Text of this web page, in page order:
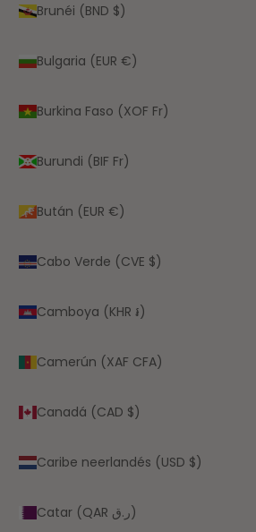
Brunéi (BND $)
Bulgaria (EUR €)
Burkina Faso (XOF Fr)
Burundi (BIF Fr)
Bután (EUR €)
Cabo Verde (CVE $)
Camboya (KHR ៛)
Camerún (XAF CFA)
Canadá (CAD $)
Caribe neerlandés (USD $)
Catar (QAR ر.ق)